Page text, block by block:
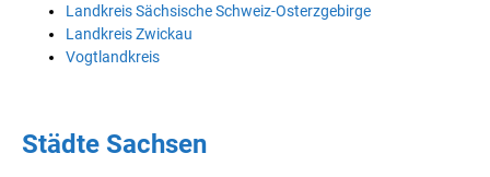
Landkreis Sächsische Schweiz-Osterzgebirge
Landkreis Zwickau
Vogtlandkreis
Städte Sachsen